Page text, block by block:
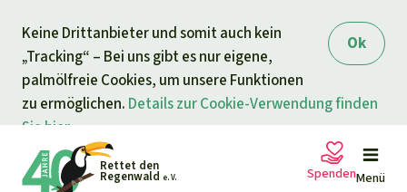
Ok
Keine Drittanbieter und somit auch kein
„Tracking“ – Bei uns gibt es nur eigene,
palmölfreie Cookies, um unsere Funktionen
zu ermöglichen. Details zur Cookie-Verwendung finden
Sie hier.
springen
Rettet den
Regenwald e. V. Menü
Spenden